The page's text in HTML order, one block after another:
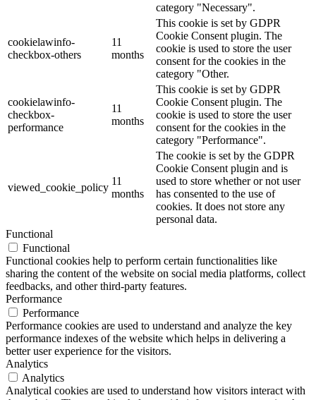
category "Necessary".
cookielawinfo-
checkbox-others
11
months
This cookie is set by GDPR
Cookie Consent plugin. The
cookie is used to store the user
consent for the cookies in the
category "Other.
cookielawinfo-
checkbox-
performance
11
months
This cookie is set by GDPR
Cookie Consent plugin. The
cookie is used to store the user
consent for the cookies in the
category "Performance".
viewed_cookie_policy
11
months
The cookie is set by the GDPR
Cookie Consent plugin and is
used to store whether or not user
has consented to the use of
cookies. It does not store any
personal data.
Functional
Functional
Functional cookies help to perform certain functionalities like
sharing the content of the website on social media platforms, collect
feedbacks, and other third-party features.
Performance
Performance
Performance cookies are used to understand and analyze the key
performance indexes of the website which helps in delivering a
better user experience for the visitors.
Analytics
Analytics
Analytical cookies are used to understand how visitors interact with